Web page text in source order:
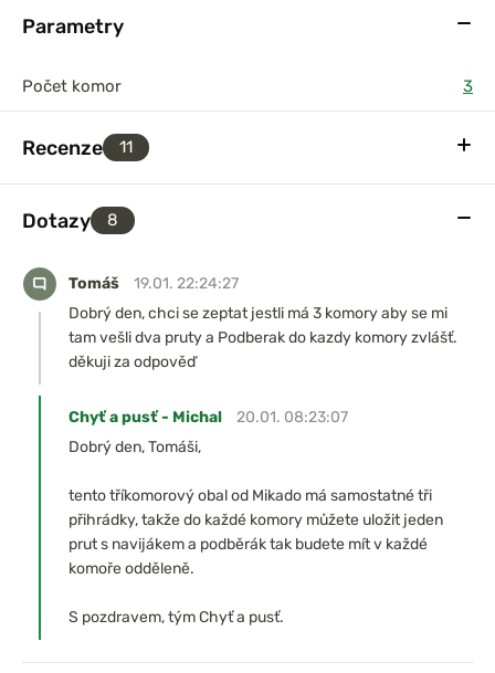
Parametry
Počet komor 3
Recenze 11
Dotazy 8
Tomáš
19.01. 22:24:27
Dobrý den, chci se zeptat jestli má 3 komory aby se mi
tam vešli dva pruty a Podberak do kazdy komory zvlášť.
děkuji za odpověď
Chyť a pusť - Michal
20.01. 08:23:07
Dobrý den, Tomáši,
tento tříkomorový obal od Mikado má samostatné tři
přihrádky, takže do každé komory můžete uložit jeden
prut s navijákem a podběrák tak budete mít v každé
komoře odděleně.
S pozdravem, tým Chyť a pusť.